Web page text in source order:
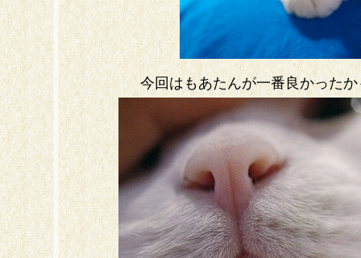
今回はもあたんが一番良かったか